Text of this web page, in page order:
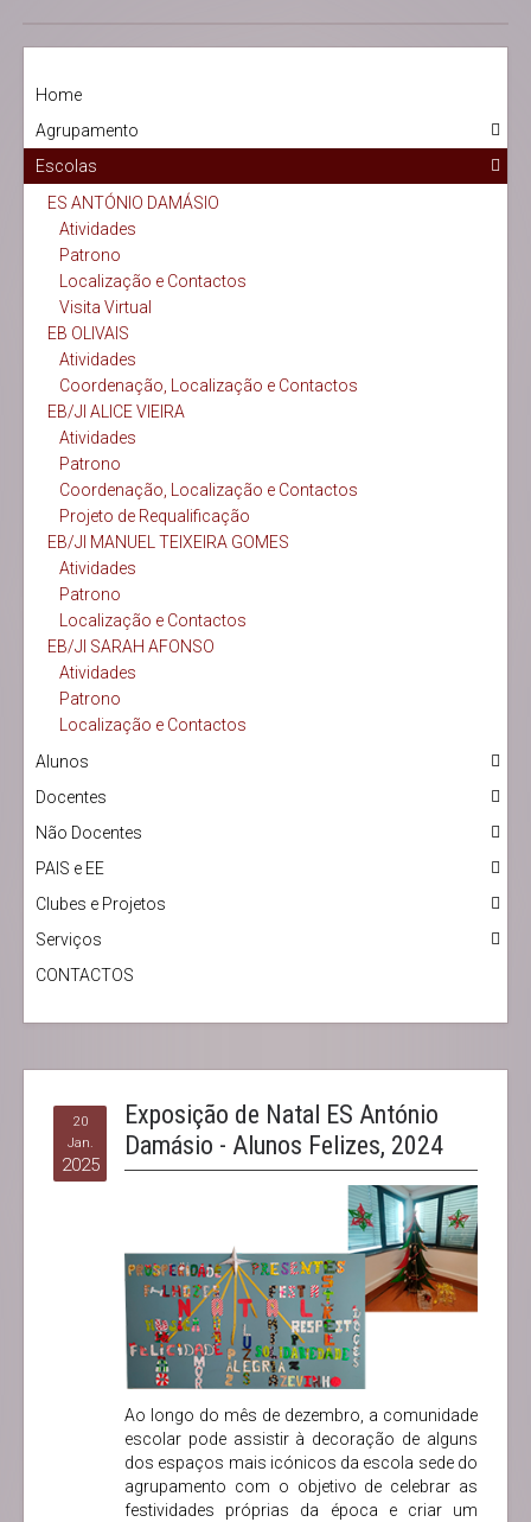
Home
Agrupamento
Escolas
ES ANTÓNIO DAMÁSIO
Atividades
Patrono
Localização e Contactos
Visita Virtual
EB OLIVAIS
Atividades
Coordenação, Localização e Contactos
EB/JI ALICE VIEIRA
Atividades
Patrono
Coordenação, Localização e Contactos
Projeto de Requalificação
EB/JI MANUEL TEIXEIRA GOMES
Atividades
Patrono
Localização e Contactos
EB/JI SARAH AFONSO
Atividades
Patrono
Localização e Contactos
Alunos
Docentes
Não Docentes
PAIS e EE
Clubes e Projetos
Serviços
CONTACTOS
20
Jan.
2025
Exposição de Natal ES António
Damásio - Alunos Felizes, 2024
Ao longo do mês de dezembro, a comunidade
escolar pode assistir à decoração de alguns
dos espaços mais icónicos da escola sede do
agrupamento com o objetivo de celebrar as
festividades próprias da época e criar um